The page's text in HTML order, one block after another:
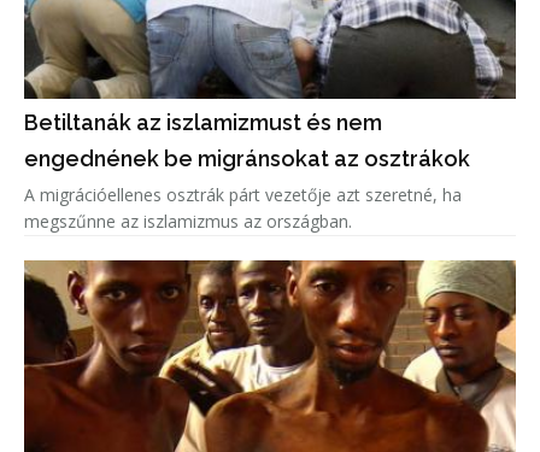
Betiltanák az iszlamizmust és nem
engednének be migránsokat az osztrákok
A migrációellenes osztrák párt vezetője azt szeretné, ha
megszűnne az iszlamizmus az országban.